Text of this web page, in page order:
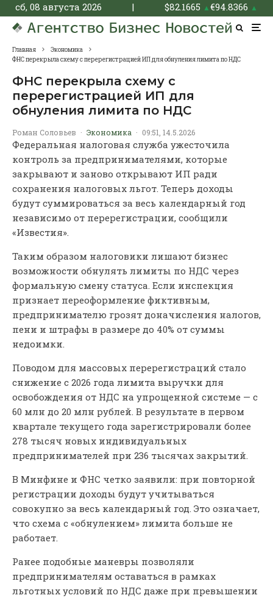
сб, 08 августа 2026 | $82.1665 ▲€94.8366 ▲
Главная
Экономика
ФНС перекрыла схему с перерегистрацией ИП для обнуления лимита по НДС
ФНС перекрыла схему с
перерегистрацией ИП для
обнуления лимита по НДС
Роман Соловьев · Экономика · 09:51, 14.5.2026
Федеральная налоговая служба ужесточила
контроль за предпринимателями, которые
закрывают и заново открывают ИП ради
сохранения налоговых льгот. Теперь доходы
будут суммироваться за весь календарный год
независимо от перерегистрации, сообщили
«Известия».
Таким образом налоговики лишают бизнес
возможности обнулять лимиты по НДС через
формальную смену статуса. Если инспекция
признает переоформление фиктивным,
предпринимателю грозят доначисления налогов,
пени и штрафы в размере до 40% от суммы
недоимки.
Поводом для массовых перерегистраций стало
снижение с 2026 года лимита выручки для
освобождения от НДС на упрощенной системе — с
60 млн до 20 млн рублей. В результате в первом
квартале текущего года зарегистрировали более
278 тысяч новых индивидуальных
предпринимателей при 236 тысячах закрытий.
В Минфине и ФНС четко заявили: при повторной
регистрации доходы будут учитываться
совокупно за весь календарный год. Это означает,
что схема с «обнулением» лимита больше не
работает.
Ранее подобные маневры позволяли
предпринимателям оставаться в рамках
льготных условий по НДС даже при превышении